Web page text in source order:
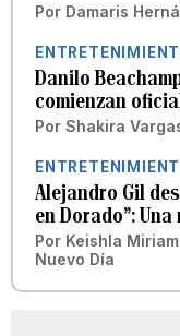
Por Damaris
Danilo
comienzan
Por Shakira
Alejandro Gil
en Dorado”:
Por Keishla
Nuevo Día